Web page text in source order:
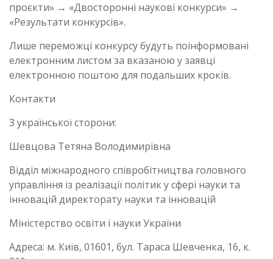
проєкти» → «Двосторонні наукові конкурси» →
«Результати конкурсів».
Лише переможці конкурсу будуть поінформовані
електронним листом за вказаною у заявці
електронною поштою для подальших кроків.
Контакти
З української сторони:
Шевцова Тетяна Володимирівна
Відділ міжнародного співробітництва головного
управління із реалізації політик у сфері науки та
інновацій директорату науки та інновацій
Міністерство освіти і науки України
Адреса: м. Київ, 01601, бул. Тараса Шевченка, 16, к.